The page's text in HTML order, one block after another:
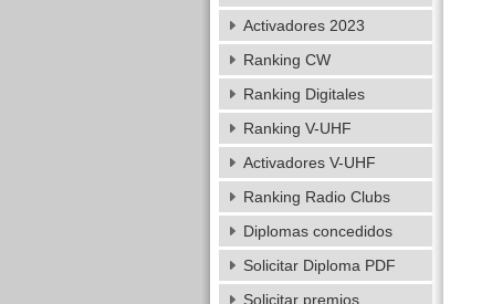
Activadores 2023
Ranking CW
Ranking Digitales
Ranking V-UHF
Activadores V-UHF
Ranking Radio Clubs
Diplomas concedidos
Solicitar Diploma PDF
Solicitar premios